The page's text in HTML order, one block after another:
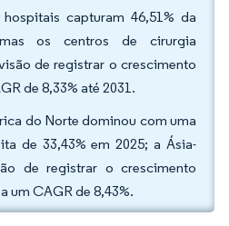
capturam 46,51% da
os centros de cirurgia
de registrar o crescimento
de 8,33% até 2031.
do Norte dominou com uma
de 33,43% em 2025; a Ásia-
de registrar o crescimento
um CAGR de 8,43%.